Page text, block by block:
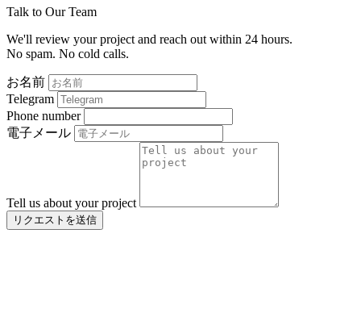
Talk to Our Team
We'll review your project and reach out within 24 hours.
No spam. No cold calls.
お名前
Telegram
Phone number
電子メール
Tell us about your project
リクエストを送信